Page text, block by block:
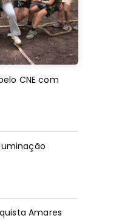
com
Amares